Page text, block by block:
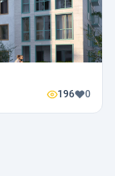
196 0